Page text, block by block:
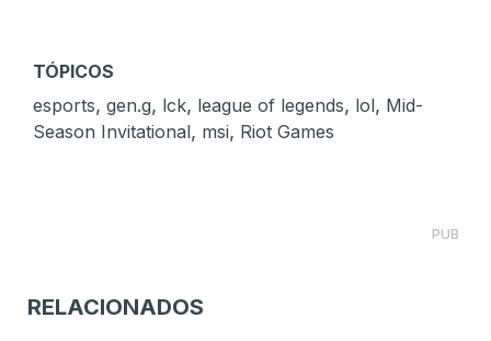
TÓPICOS
esports, gen.g, lck, league of legends, lol, Mid-
Season Invitational, msi, Riot Games
PUB
RELACIONADOS